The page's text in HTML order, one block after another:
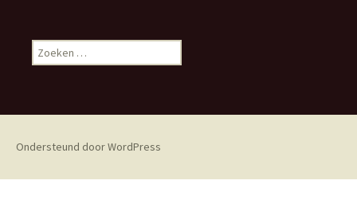
Zoeken
naar:
Ondersteund door WordPress